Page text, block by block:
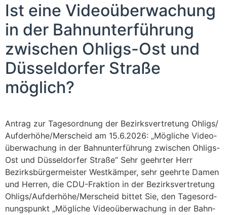
Ist eine Video­über­wa­chung
in der Bahn­un­ter­füh­rung
zwi­schen Ohligs-Ost und
Düs­sel­dor­fer Stra­ße
möglich?
Antrag zur Tages­ord­nung der Bezirks­vertretung Ohligs/​​
Aufderhöhe/​​Merscheid am 15.6.2026: „Mög­li­che Video­
über­wa­chung in der Bahn­un­ter­füh­rung zwi­schen Ohligs-
Ost und Düs­sel­dor­fer Stra­ße“ Sehr geehr­ter Herr
Bezirks­bür­ger­meis­ter West­käm­per, sehr geehr­te Damen
und Her­ren, die CDU-Frak­­ti­on in der Bezirks­vertretung
Ohligs/​​Aufderhöhe/​​Merscheid bit­tet Sie, den Tages­ord­
nungs­punkt „Mög­li­che Video­über­wa­chung in der Bahn­